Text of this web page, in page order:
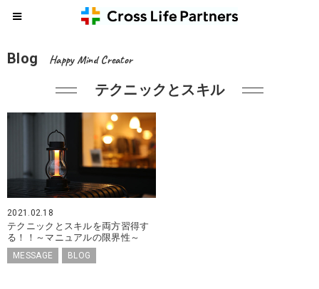
Blog Happy Mind Creator
テクニックとスキル
2021.02.18
テクニックとスキルを両方習得す
る！！～マニュアルの限界性～
MESSAGE BLOG